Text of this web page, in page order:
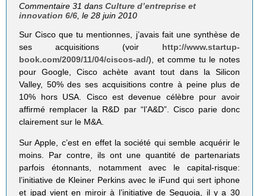
Commentaire 31 dansCulture d’entreprise et
innovation 6/6 , le 28 juin 2010
Sur Cisco que tu mentionnes, j’avais fait une synthèse de
ses acquisitions (voir http://www.startup-
book.com/2009/11/04/ciscos-ad/), et comme tu le notes
pour Google, Cisco achète avant tout dans la Silicon
Valley, 50% des ses acquisitions contre à peine plus de
10% hors USA. Cisco est devenue célèbre pour avoir
affirmé remplacer la R&D par “l’A&D”. Cisco parie donc
clairement sur le M&A.
Sur Apple, c’est en effet la société qui semble acquérir le
moins. Par contre, ils ont une quantité de partenariats
parfois étonnants, notamment avec le capital-risque:
l’initiative de Kleiner Perkins avec le iFund qui sert iphone
et ipad vient en miroir à l’initiative de Sequoia, il y a 30